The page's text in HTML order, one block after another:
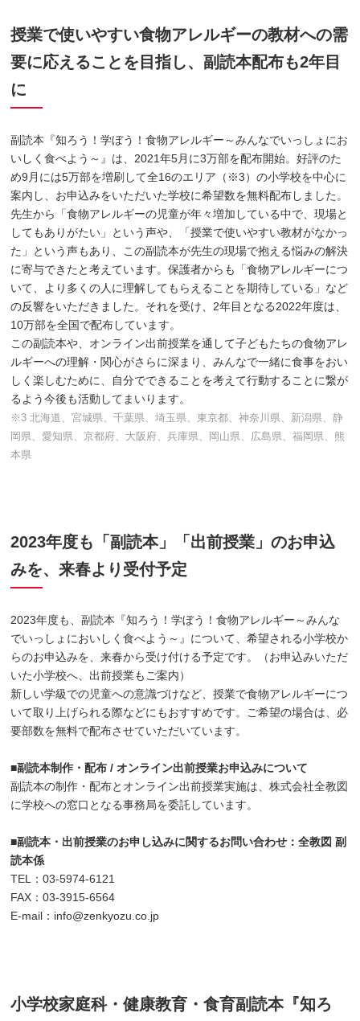
授業で使いやすい食物アレルギーの教材への需
要に応えることを目指し、副読本配布も2年目
に
副読本『知ろう！学ぼう！食物アレルギー～みんなでいっしょにお
いしく食べよう～』は、2021年5月に3万部を配布開始。好評のた
め9月には5万部を増刷して全16のエリア（※3）の小学校を中心に
案内し、お申込みをいただいた学校に希望数を無料配布しました。
先生から「食物アレルギーの児童が年々増加している中で、現場と
してもありがたい」という声や、「授業で使いやすい教材がなかっ
た」という声もあり、この副読本が先生の現場で抱える悩みの解決
に寄与できたと考えています。保護者からも「食物アレルギーにつ
いて、より多くの人に理解してもらえることを期待している」など
の反響をいただきました。それを受け、2年目となる2022年度は、
10万部を全国で配布しています。
この副読本や、オンライン出前授業を通して子どもたちの食物アレ
ルギーへの理解・関心がさらに深まり、みんなで一緒に食事をおい
しく楽しむために、自分でできることを考えて行動することに繋が
るよう今後も活動してまいります。
※3 北海道、宮城県、千葉県、埼玉県、東京都、神奈川県、新潟県、静
岡県、愛知県、京都府、大阪府、兵庫県、岡山県、広島県、福岡県、熊
本県
2023年度も「副読本」「出前授業」のお申込
みを、来春より受付予定
2023年度も、副読本『知ろう！学ぼう！食物アレルギー～みんな
でいっしょにおいしく食べよう～』について、希望される小学校か
らのお申込みを、来春から受け付ける予定です。（お申込みいただ
いた小学校へ、出前授業もご案内）
新しい学級での児童への意識づけなど、授業で食物アレルギーにつ
いて取り上げられる際などにもおすすめです。ご希望の場合は、必
要部数を無料で配布させていただいています。
■副読本制作・配布 / オンライン出前授業お申込みについて
副読本の制作・配布とオンライン出前授業実施は、株式会社全教図
に学校への窓口となる事務局を委託しています。
■副読本・出前授業のお申し込みに関するお問い合わせ：全教図 副
読本係
TEL：03-5974-6121
FAX：03-3915-6564
E-mail：info@zenkyozu.co.jp
小学校家庭科・健康教育・食育副読本『知ろ